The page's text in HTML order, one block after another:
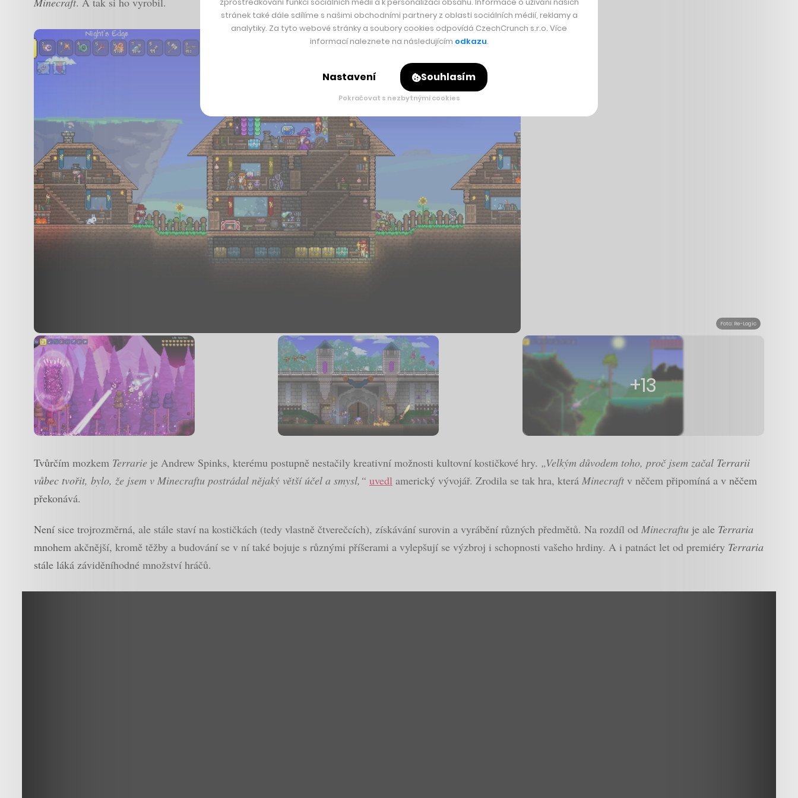
Foto: Re-Logic
+13
Tvůrčím mozkem Terrarie je Andrew Spinks, kterému postupně nestačily kreativní možnosti kultovní kostičkové hry. „Velkým důvodem toho, proč jsem začal Terrarii
vůbec tvořit, bylo, že jsem v Minecraftu postrádal nějaký větší účel a smysl,“ uvedl americký vývojář. Zrodila se tak hra, která Minecraft v něčem připomíná a v něčem
překonává.
Není sice trojrozměrná, ale stále staví na kostičkách (tedy vlastně čtverečcích), získávání surovin a vyrábění různých předmětů. Na rozdíl od Minecraftu je ale Terraria
mnohem akčnější, kromě těžby a budování se v ní také bojuje s různými příšerami a vylepšují se výzbroj i schopnosti vašeho hrdiny. A i patnáct let od premiéry Terraria
stále láká záviděníhodné množství hráčů.
stránek také dále sdílíme s našimi obchodními partnery z oblasti sociálních médií, reklamy a
analytiky. Za tyto webové stránky a soubory cookies odpovídá CzechCrunch s.r.o. Více
informací naleznete na následujícím odkazu.
Nastavení Souhlasím
Pokračovat s nezbytnými cookies